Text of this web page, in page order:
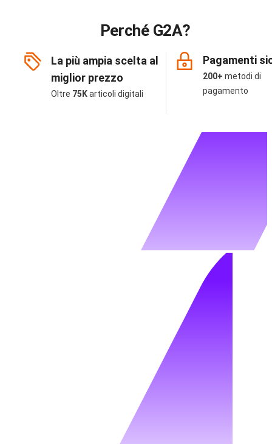
Perché G2A?
La più ampia scelta al
miglior prezzo
Oltre 75Karticoli digitali
Pagamenti
200+ metodi di
pagamento